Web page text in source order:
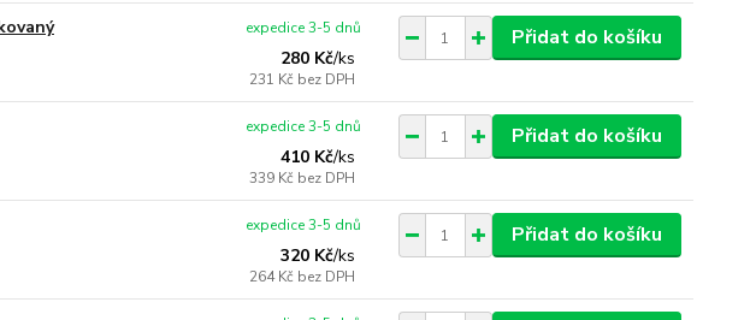
280 Kč/ks
231 Kč bez DPH
expedice 3-5 dnů Přidat do košíku
410 Kč/ks
339 Kč bez DPH
expedice 3-5 dnů Přidat do košíku
320 Kč/ks
264 Kč bez DPH
expedice 3-5 dnů Přidat do košíku